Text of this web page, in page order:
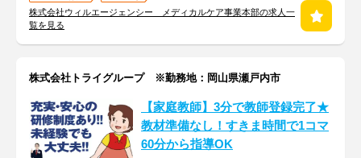
株式会社ウィルエージェンシー メディカルケア事業本部の求人一
覧を見る
株式会社トライグループ ※勤務地：岡山県瀬戸内市
【家庭教師】3分で教師登録完了★
教材準備なし！すきま時間で1コマ
60分から指導OK